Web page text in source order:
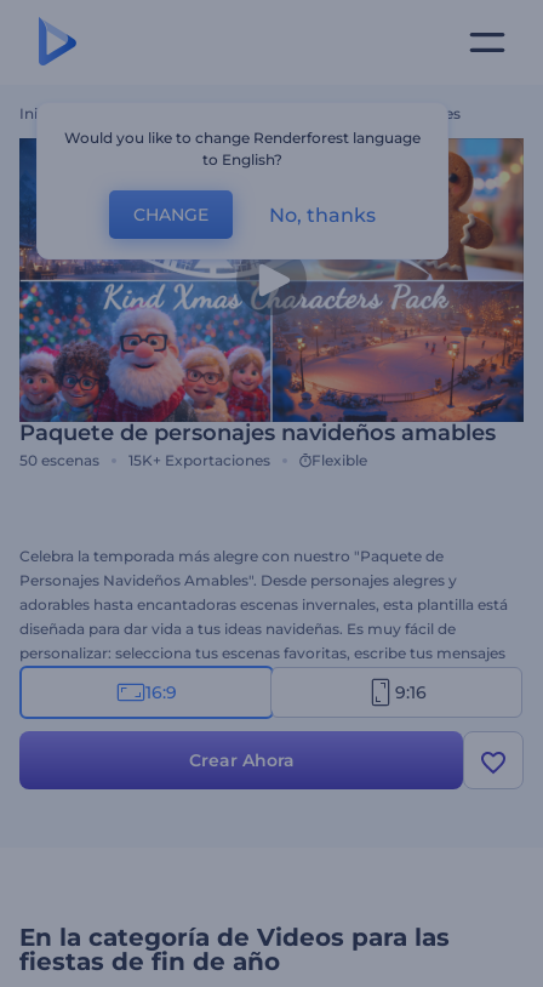
Inicio Paquete De Personajes Navideños Amables
Paquete de personajes navideños amables
50 escenas 15K+ Exportaciones Flexible
Celebra la temporada más alegre con nuestro "Paquete de
Personajes Navideños Amables". Desde personajes alegres y
adorables hasta encantadoras escenas invernales, esta plantilla está
diseñada para dar vida a tus ideas navideñas. Es muy fácil de
personalizar: selecciona tus escenas favoritas, escribe tus mensajes
navideños, elige música de fondo y sube o graba tu voz en off.
Perfecto para vídeos de felicitación, invitaciones a eventos festivos,
16:9 9:16
Crear Ahora
En la categoría de Videos para las
fiestas de fin de año
Would you like to change Renderforest language
to English?
CHANGE No, thanks